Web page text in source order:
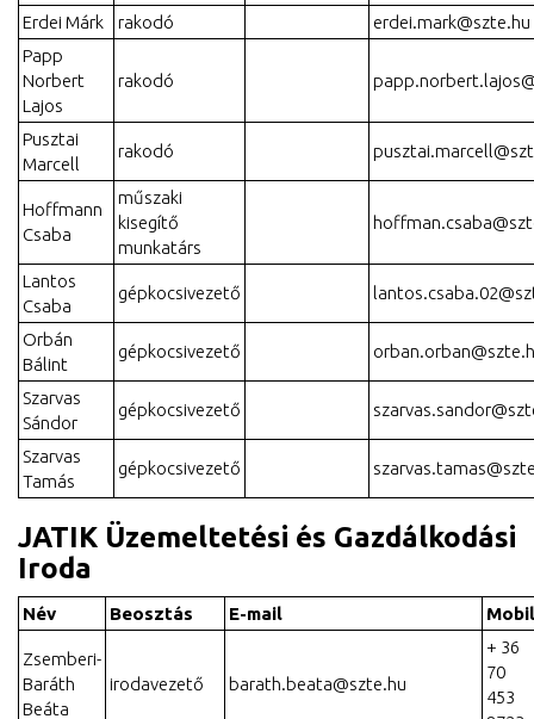
Erdei Márk rakodó
erdei.mark@szte.hu
Papp
Norbert
Lajos
rakodó
Pusztai
Marcell
rakodó
Hoffmann
Csaba
műszaki
kisegítő
munkatárs
Lantos
Csaba
gépkocsivezető
Orbán
Bálint
gépkocsivezető
Szarvas
Sándor
gépkocsivezető
Szarvas
Tamás
gépkocsivezető
JATIK Üzemeltetési és Gazdálkodási
Iroda
Név Beosztás E-mail Mobil
Zsemberi-
Baráth
Beáta
irodavezető barath.beata@szte.hu
+ 36
70
453